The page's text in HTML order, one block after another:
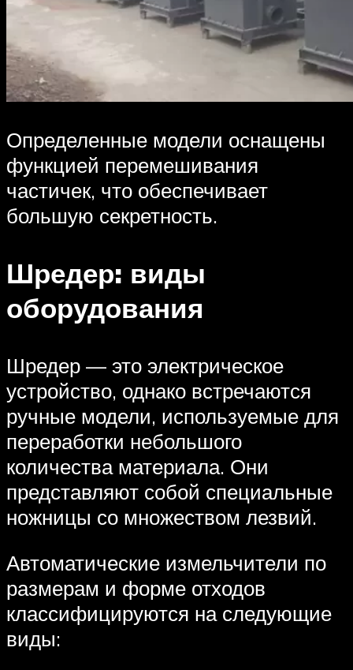
Определенные модели оснащены
функцией перемешивания
частичек, что обеспечивает
большую секретность.
Шредер: виды
оборудования
Шредер — это электрическое
устройство, однако встречаются
ручные модели, используемые для
переработки небольшого
количества материала. Они
представляют собой специальные
ножницы со множеством лезвий.
Автоматические измельчители по
размерам и форме отходов
классифицируются на следующие
виды: